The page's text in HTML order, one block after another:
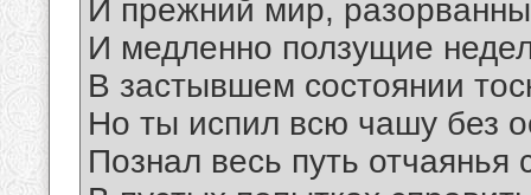
И прежний мир,
И медленно ползущие
В застывшем состоянии
Но ты испил всю чашу без
Познал весь путь отчаянья